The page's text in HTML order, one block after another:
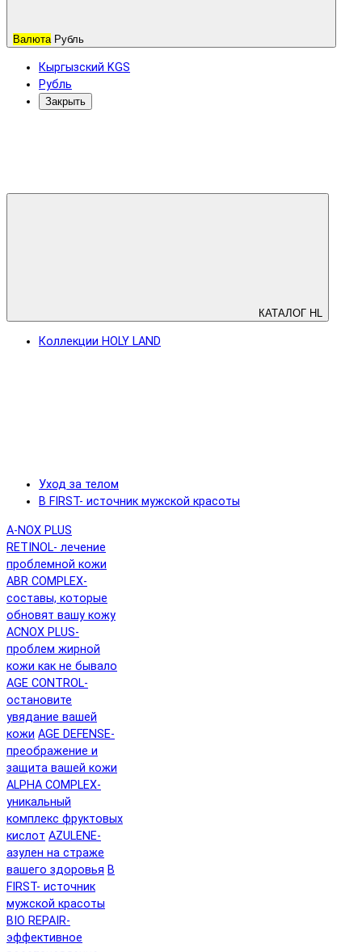
Валюта Рубль
Кыргызский KGS
Рубль
Закрыть
КАТАЛОГ HL
Коллекции HOLY LAND
Уход за телом
B FIRST- источник мужской красоты
A-NOX PLUS
RETINOL- лечение
проблемной кожи
ABR COMPLEX-
составы, которые
обновят вашу кожу
ACNOX PLUS-
проблем жирной
кожи как не бывало
AGE CONTROL-
остановите
увядание вашей
кожи AGE DEFENSE-
преображение и
защита вашей кожи
ALPHA COMPLEX-
уникальный
комплекс фруктовых
кислот AZULENE-
азулен на страже
вашего здоровья B
FIRST- источник
мужской красоты
BIO REPAIR-
эффективное